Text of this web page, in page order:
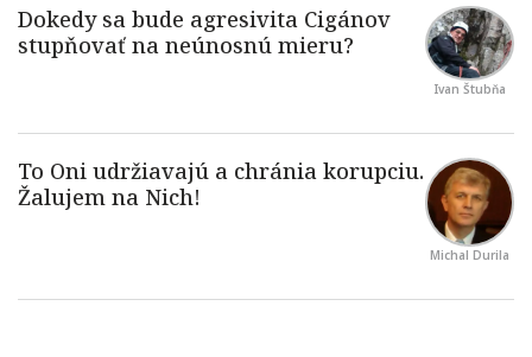
Ivan Štubňa
Michal Durila